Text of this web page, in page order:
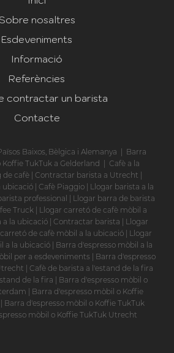
Sobre nosaltres
Esdeveniments
Informació
Referències
contractar un barista
Contacte
Baixos, Bèlgica i Alemanya | Barra
TukTuk a Gelderland | Cafè a la
de cafè | Contractar barista a Utrecht |
ubicació | Cafè Piaggio | Llogar barista a la
professional | Llogar barra de barista
Truck | Llogar carretó de cafè mòbil a
a la ubicació| Contractar barista | Llogar
de cafè mòbil a la ubicació| Llogar
a la ubicació| Barra d'espresso mòbil a la
per a esdeveniments | Barra d'espresso
| Cafè de barista a l'estand de la fira
de la fira | Barra d'espresso mòbil o
| Barra d'espresso mòbil o Koffie
| Barra d'espresso mòbil o Koffie TukTuk
mòbil o Koffie TukTuk Utrecht